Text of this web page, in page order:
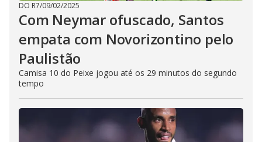
DO R7/09/02/2025
Com Neymar ofuscado, Santos
empata com Novorizontino pelo
Paulistão
Camisa 10 do Peixe jogou até os 29 minutos do segundo
tempo